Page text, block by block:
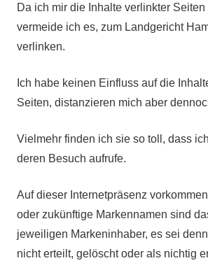
Da ich mir die Inhalte verlinkter
vermeide ich es, zum Landgericht
verlinken.
Ich habe keinen Einfluss auf die
Seiten, distanzieren mich aber
Vielmehr finden ich sie so toll, dass
deren Besuch aufrufe.
Auf dieser Internetpräsenz
oder zukünftige Markennamen sind
jeweiligen Markeninhaber, es sei
nicht erteilt, gelöscht oder als nichtig